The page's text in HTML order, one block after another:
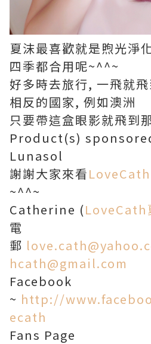
夏沫最喜歡就是煦光淨
四季都合用呢~^^~
好多時去旅行, 一飛就
相反的國家, 例如澳洲
只要帶這盒眼影就飛到
Product(s)
Lunasol
謝謝大家來看
~^^~
Catherine (LoveCath
電
郵
hcath@gmail.com
Facebook
~ http://
ecath
Fans Page